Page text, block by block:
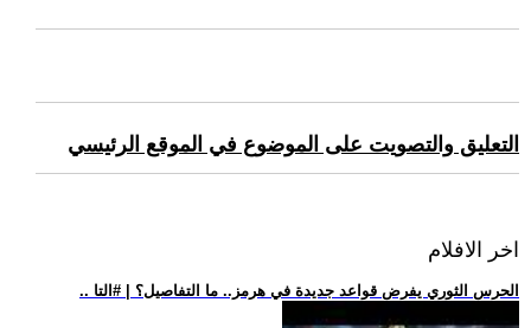
التعليق والتصويت على الموضوع في الموقع الرئيسي
اخر الافلام
.. الحرس الثوري يفرض قواعد جديدة في هرمز.. ما التفاصيل؟ | #التا